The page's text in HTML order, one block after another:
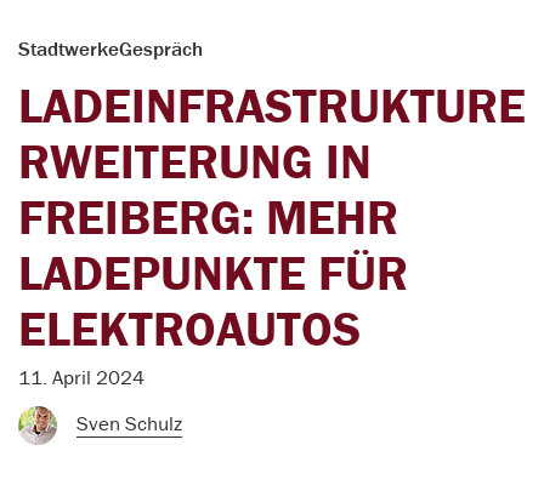
StadtwerkeGespräch
LADEINFRASTRUKTURE
RWEITERUNG IN
FREIBERG: MEHR
LADEPUNKTE FÜR
ELEKTROAUTOS
11. April 2024
Sven Schulz